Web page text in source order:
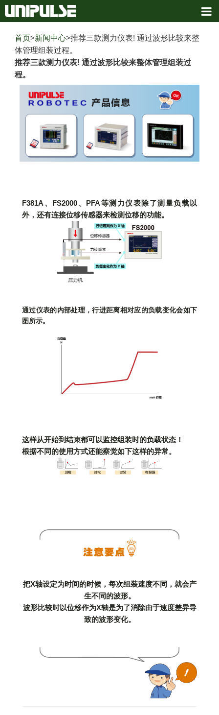
首页>新闻中心>推荐三款测力仪表! 通过波形比较来整
体管理组装过程。
推荐三款测力仪表! 通过波形比较来整体管理组装过
程。
F381A、FS2000、PFA等测力仪表除了测量负载以
外，还有连接位移传感器来检测位移的功能。
通过仪表的内部处理，行进距离相对应的负载变化会如下
图所示。
这样从开始到结束都可以监控组装时的负载状态！
根据不同的使用方式还能察觉如下这样的异常。
把X轴设定为时间的时候，每次组装速度不同，就会产
生不同的波形。
波形比较时以位移作为X轴是为了消除由于速度差异导
致的波形变化。